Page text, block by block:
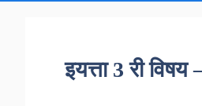
इयत्ता 3 री